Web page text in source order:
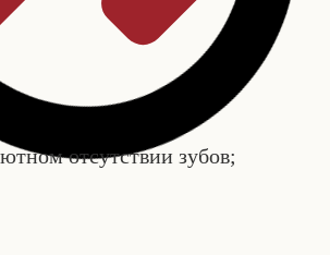
отсутствии зубов;